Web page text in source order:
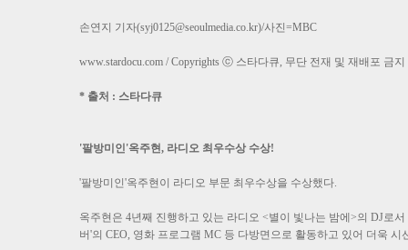
손연지 기자(syj0125@seoulmedia.co.kr)/사진=MBC
www.stardocu.com / Copyrights ⓒ 스타다큐, 무단 전재 및 재배포 금지
* 출처 : 스타다큐
'팔방미인'옥주현, 라디오 최우수상 수상!
'팔방미인'옥주현이 라디오 부문 최우수상을 수상했다.
옥주현은 4년째 진행하고 있는 라디오 <별이 빛나는 밤에>의 DJ로
버'의 CEO, 영화 프로그램 MC 등 다방면으로 활동하고 있어 더욱 시